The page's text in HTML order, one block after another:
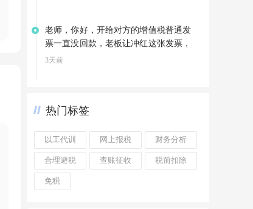
老师，你好，开给对方的增值税普通发
票一直没回款，老板让冲红这张发票，
可以直接冲红吗
3天前
热门标签
以工代训 网上报税 财务分析
合理避税 查账征收 税前扣除
免税